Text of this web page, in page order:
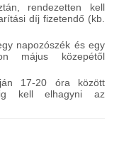
rendezetten kell
díj fizetendő (kb.
napozószék és egy
május közepétől
17-20 óra között
kell elhagyni az